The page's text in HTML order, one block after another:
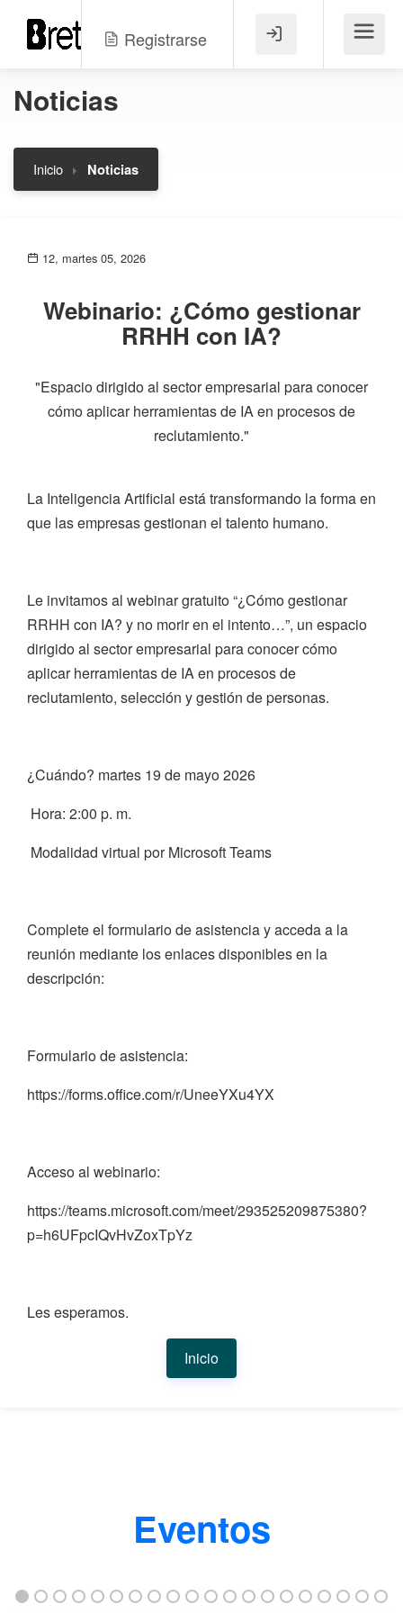
Registrarse Menú
Noticias
Inicio Noticias
12, martes 05, 2026
Webinario: ¿Cómo gestionar
RRHH con IA?
"Espacio dirigido al sector empresarial para conocer
cómo aplicar herramientas de IA en procesos de
reclutamiento."
La Inteligencia Artificial está transformando la forma en
que las empresas gestionan el talento humano.
Le invitamos al webinar gratuito “¿Cómo gestionar
RRHH con IA? y no morir en el intento…”, un espacio
dirigido al sector empresarial para conocer cómo
aplicar herramientas de IA en procesos de
reclutamiento, selección y gestión de personas.
¿Cuándo? martes 19 de mayo 2026
Hora: 2:00 p. m.
Modalidad virtual por Microsoft Teams
Complete el formulario de asistencia y acceda a la
reunión mediante los enlaces disponibles en la
descripción:
Formulario de asistencia:
https://forms.office.com/r/UneeYXu4YX
Acceso al webinario:
https://teams.microsoft.com/meet/293525209875380?
p=h6UFpcIQvHvZoxTpYz
Les esperamos.
Inicio
Eventos